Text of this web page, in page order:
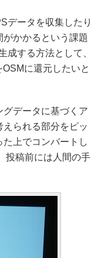
データを収集したり
かかるという課題
成する方法として、
に還元したいと
データに基づくア
られる部分をピッ
上でコンバートし
投稿前には人間の手